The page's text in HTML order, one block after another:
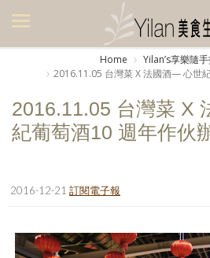
美食集
美飲集
廚房集
旅遊集
書房集
Home Yilanʼs享樂隨
2016.11.05 台灣菜 X 法國酒— 心世
2016.11.05 台灣菜 X
紀葡萄酒10 週年作伙
2016-12-21 訂閱電子報